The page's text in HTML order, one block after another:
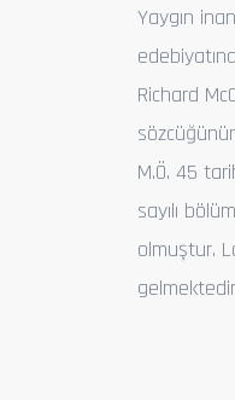
Yaygın
Richard
M.Ö. 45
sayılı
olmuştur.